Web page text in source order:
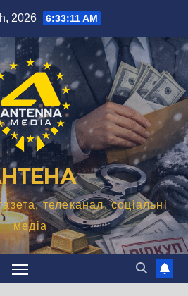
2026 6:33:12 AM
телеканал, соціальні
медіа